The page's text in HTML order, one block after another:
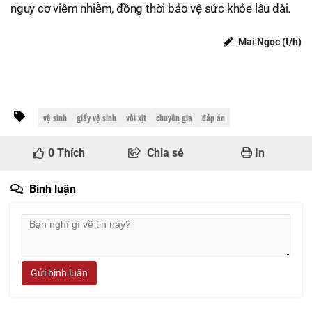
nguy cơ viêm nhiễm, đồng thời bảo vệ sức khỏe lâu dài.
Mai Ngọc (t/h)
vệ sinh giấy vệ sinh vòi xịt chuyên gia đáp án
0 Thích Chia sẻ In
Bình luận
Gửi bình luận